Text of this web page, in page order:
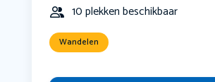
10 plekken beschikbaar
Wandelen